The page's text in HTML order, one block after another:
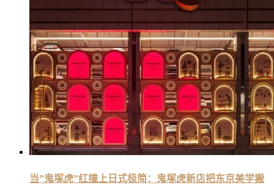
当”鬼塚虎”红撞上日式极简：鬼塚虎新店把东京美学搬